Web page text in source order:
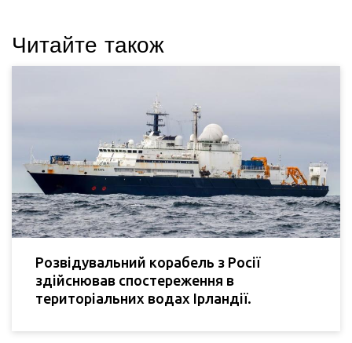
Читайте також
Розвідувальний корабель з Росії
здійснював спостереження в
територіальних водах Ірландії.